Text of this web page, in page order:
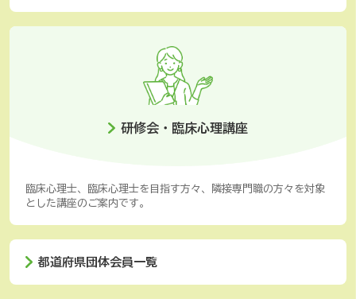
研修会・臨床心理講座
臨床心理士、臨床心理士を目指す方々、隣接専門職の方々を対象
とした講座のご案内です。
都道府県団体会員一覧